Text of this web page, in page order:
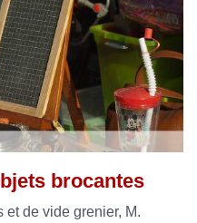
brocantes
de vide grenier, M.